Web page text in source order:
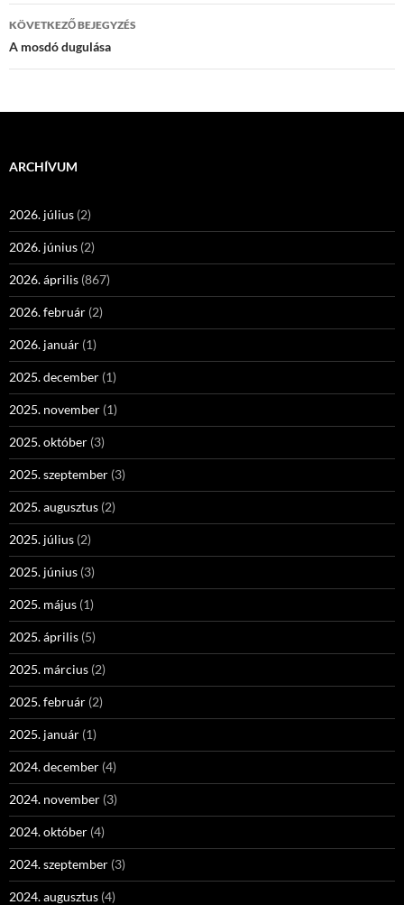
KÖVETKEZŐ BEJEGYZÉS
A mosdó dugulása
ARCHÍVUM
2026. július (2)
2026. június (2)
2026. április (867)
2026. február (2)
2026. január (1)
2025. december (1)
2025. november (1)
2025. október (3)
2025. szeptember (3)
2025. augusztus (2)
2025. július (2)
2025. június (3)
2025. május (1)
2025. április (5)
2025. március (2)
2025. február (2)
2025. január (1)
2024. december (4)
2024. november (3)
2024. október (4)
2024. szeptember (3)
2024. augusztus (4)